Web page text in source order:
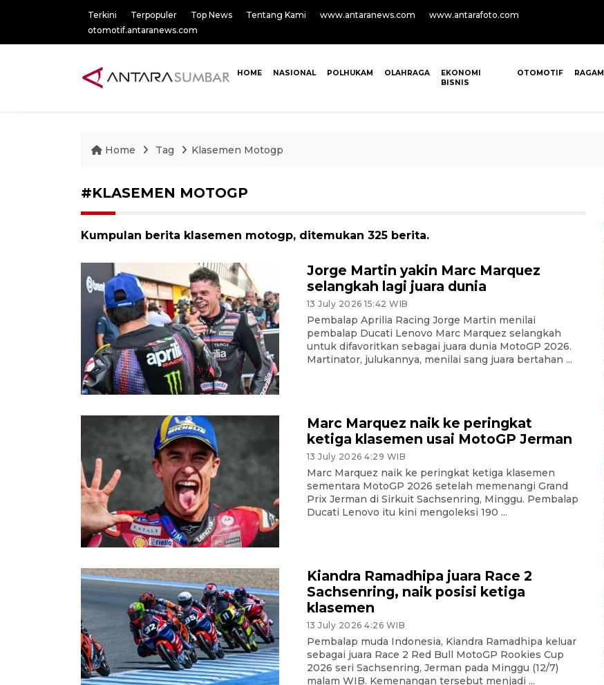
Terkini Terpopuler Top News Tentang Kami www.antaranews.com
www.antarafoto.com
otomotif.antaranews.com
HOME NASIONAL POLHUKAM OLAHRAGA
EKONOMI
BISNIS
OTOMOTIF RAGAM
Home Tag Klasemen Motogp
#KLASEMEN MOTOGP
Kumpulan berita klasemen motogp, ditemukan 325 berita.
Jorge Martin yakin Marc Marquez
selangkah lagi juara dunia
13 July 2026 15:42 WIB
Pembalap Aprilia Racing Jorge Martin menilai
pembalap Ducati Lenovo Marc Marquez selangkah
untuk difavoritkan sebagai juara dunia MotoGP 2026.
Martinator, julukannya, menilai sang juara bertahan ...
Marc Marquez naik ke peringkat
ketiga klasemen usai MotoGP Jerman
13 July 2026 4:29 WIB
Marc Marquez naik ke peringkat ketiga klasemen
sementara MotoGP 2026 setelah memenangi Grand
Prix Jerman di Sirkuit Sachsenring, Minggu. Pembalap
Ducati Lenovo itu kini mengoleksi 190 ...
Kiandra Ramadhipa juara Race 2
Sachsenring, naik posisi ketiga
klasemen
13 July 2026 4:26 WIB
Pembalap muda Indonesia, Kiandra Ramadhipa keluar
sebagai juara Race 2 Red Bull MotoGP Rookies Cup
2026 seri Sachsenring, Jerman pada Minggu (12/7)
malam WIB. Kemenangan tersebut menjadi ...